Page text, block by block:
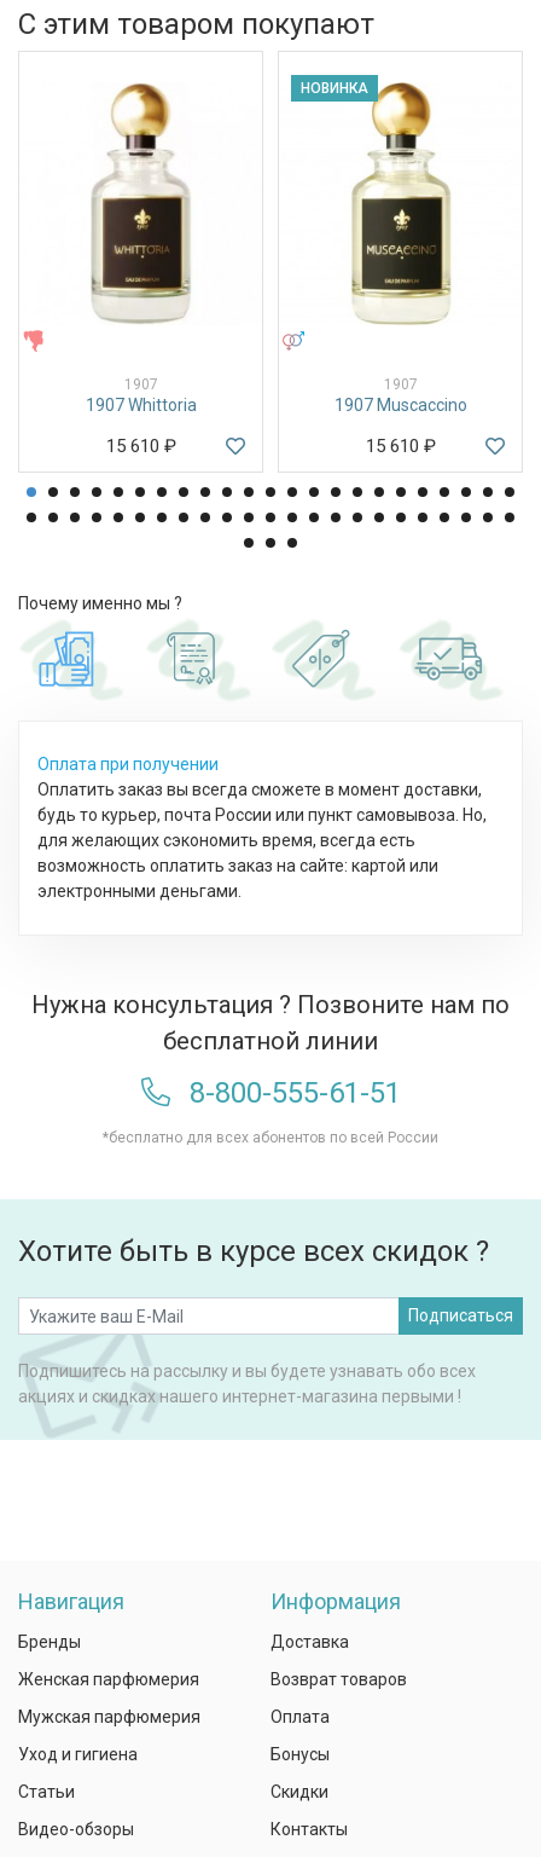
С этим товаром покупают
1907
1907 Whittoria
15 610 ₽
НОВИНКА
1907
1907 Muscaccino
15 610 ₽
Почему именно мы ?
Оплата при получении
Оплатить заказ вы всегда сможете в момент доставки,
будь то курьер, почта России или пункт самовывоза. Но,
для желающих сэкономить время, всегда есть
возможность оплатить заказ на сайте: картой или
электронными деньгами.
Нужна консультация ? Позвоните нам по
бесплатной линии
8-800-555-61-51
*бесплатно для всех абонентов по всей России
Хотите быть в курсе всех скидок ?
Подписаться
Подпишитесь на рассылку и вы будете узнавать обо всех
акциях и скидках нашего интернет-магазина первыми !
Навигация
Бренды
Женская парфюмерия
Мужская парфюмерия
Уход и гигиена
Статьи
Видео-обзоры
Информация
Доставка
Возврат товаров
Оплата
Бонусы
Скидки
Контакты